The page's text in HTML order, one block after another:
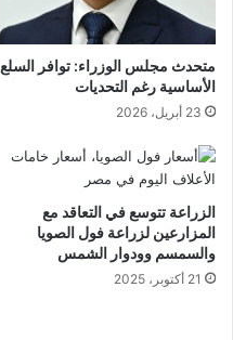
متحدث مجلس الوزراء: توافر السلع
الأساسية رغم التحديات
23 أبريل، 2026
الزراعة تتوسع في التعاقد مع
المزارعين لزراعة فول الصويا
والسمسم وودوار الشمس
21 أكتوبر، 2025